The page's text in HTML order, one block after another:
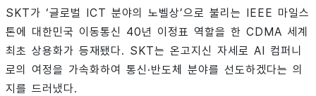
SKT가 ‘글로벌 ICT 분야의 노벨상’으로 불리는 IEEE 마일스
톤에 대한민국 이동통신 40년 이정표 역할을 한 CDMA 세계
최초 상용화가 등재됐다. SKT는 온고지신 자세로 AI 컴퍼니
로의 여정을 가속화하여 통신·반도체 분야를 선도하겠다는 의
지를 드러냈다.